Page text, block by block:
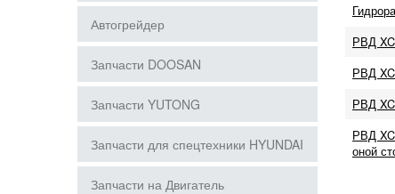
РВД
РВД
РВД
РВД
оной
Автогрейдер
Запчасти DOOSAN
Запчасти YUTONG
Запчасти для спецтехники HYUNDAI
Запчасти на Двигатель